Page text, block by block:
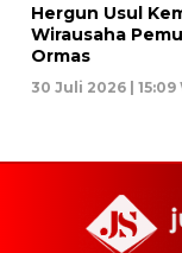
Hergun Usul
Wirausaha
Ormas
30 Juli 2026 | 15:09